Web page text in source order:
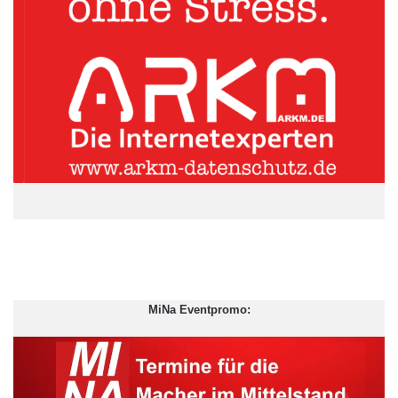
Wahlkampf ihrer Geschichte zu knacken haben. Ausgerechnet
für den Wahl-Show-Down 2013 bestimmt.
ARKM.marketing
MiNa Eventpromo: